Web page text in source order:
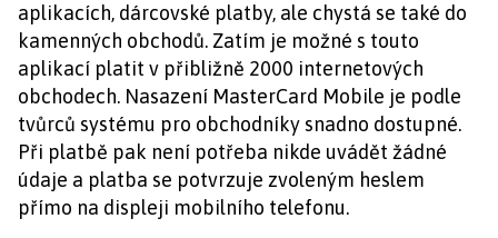
aplikacích, dárcovské platby, ale chystá se také do
kamenných obchodů. Zatím je možné s touto
aplikací platit v přibližně 2000 internetových
obchodech. Nasazení MasterCard Mobile je podle
tvůrců systému pro obchodníky snadno dostupné.
Při platbě pak není potřeba nikde uvádět žádné
údaje a platba se potvrzuje zvoleným heslem
přímo na displeji mobilního telefonu.